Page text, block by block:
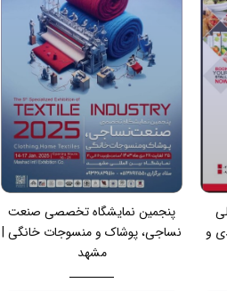
و
پنجمین نمایشگاه تخصصی صنعت
نساجی، پوشاک و منسوجات خانگی |
مشهد